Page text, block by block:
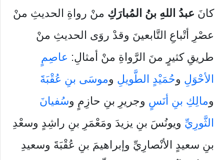
كانَ عبدُ اللهِ بنُ المُبارَكِ منْ رواةِ الحديثِ منْ
عصْرِ أتْباعِ التَّابعينَ وقدْ روَى الحديثِ منْ
طريقِ كثيرٍ منَ الرَّواةِ منْ أمثالِ: عاصِمٍ
الأحْوَلِ وحُمَيْدٍ الطَّويلِ وموسَى بنِ عُقْبَةََ
ومالِكِ بنِ أنَسٍ وجريرِ بنِ حازِمٍ وسُفيانَ
الثَّورِيِّ ويونُسَ بنِ يزيدَ ومَعْمَرِ بنِ راشِدٍ وسعْدِ
بنِ سعيدٍ الأنْصارِيِّ وإبراهيمَ بنِ عُقْبَةََ وسعيدِ